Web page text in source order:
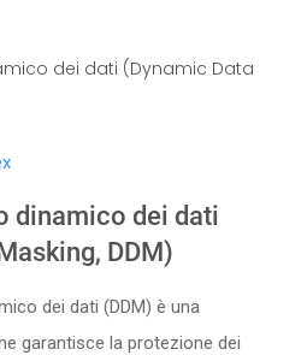
dei dati (Dynamic Data
dinamico dei dati
DDM)
dei dati (DDM) è una
garantisce la protezione dei